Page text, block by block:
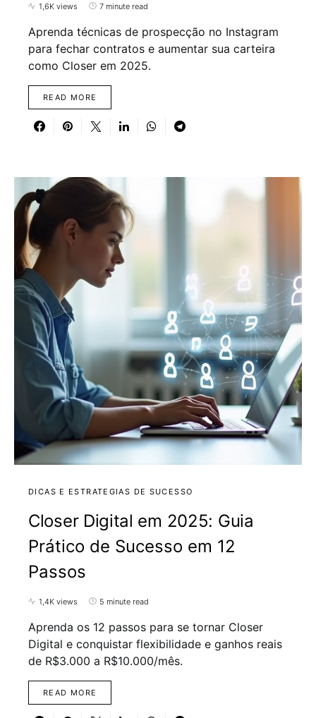
1,6K views 7 minute read
Aprenda técnicas de prospecção no Instagram
para fechar contratos e aumentar sua carteira
como Closer em 2025.
READ MORE
DICAS E ESTRATEGIAS DE SUCESSO
Closer Digital em 2025: Guia
Prático de Sucesso em 12
Passos
1,4K views 5 minute read
Aprenda os 12 passos para se tornar Closer
Digital e conquistar flexibilidade e ganhos reais
de R$3.000 a R$10.000/mês.
READ MORE